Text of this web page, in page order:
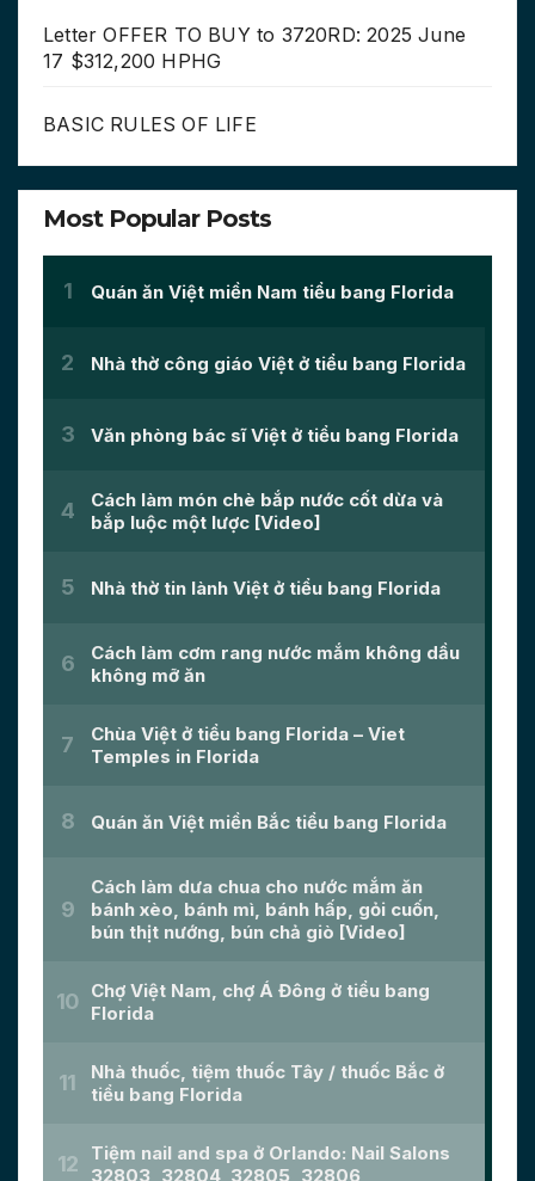
Letter OFFER TO BUY to 3720RD: 2025 June
17 $312,200 HPHG
BASIC RULES OF LIFE
Most Popular Posts